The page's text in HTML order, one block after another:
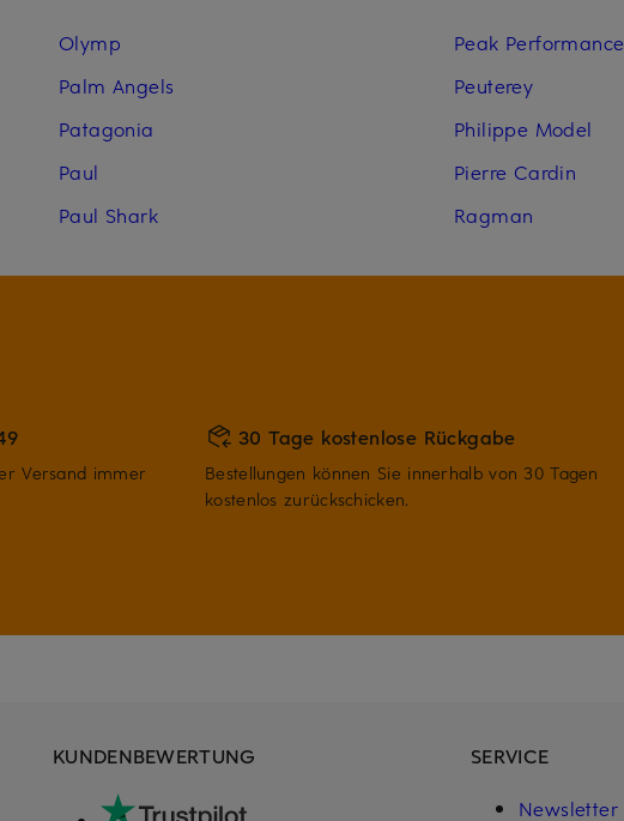
Olymp
Palm Angels
Patagonia
Paul
Paul Shark
Peak Performance
Peuterey
Philippe Model
Pierre Cardin
Ragman
Versand immer
30 Tage kostenlose Rückgabe
Bestellungen können Sie innerhalb von 30 Tagen
kostenlos zurückschicken.
SERVICE
Newsletter
KUNDENBEWERTUNG